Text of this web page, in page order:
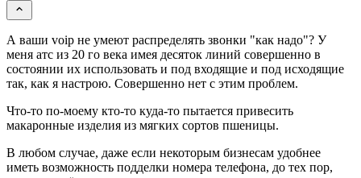
А ваши voip не умеют распределять звонки "как надо"? У
меня атс из 20 го века имея десяток линий совершенно в
состоянии их использовать и под входящие и под исходящие
так, как я настрою. Совершенно нет с этим проблем.
Что-то по-моему кто-то куда-то пытается привесить
макаронные изделия из мягких сортов пшеницы.
В любом случае, даже если некоторым бизнесам удобнее
иметь возможность подделки номера телефона, до тех пор,